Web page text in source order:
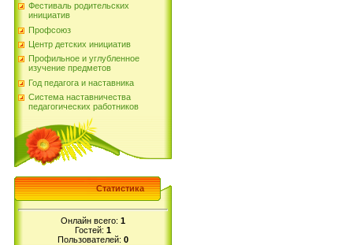
Фестиваль родительских
инициатив
Профсоюз
Центр детских инициатив
Профильное и углубленное
изучение предметов
Год педагога и наставника
Система наставничества
педагогических работников
Статистика
Онлайн всего: 1
Гостей: 1
Пользователей: 0